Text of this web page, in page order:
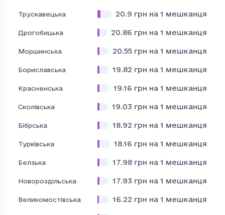
Трускавецька 20.9 грн на 1 мешканця
Дрогобицька 20.86 грн на 1 мешканця
Моршинська 20.55 грн на 1 мешканця
Бориславська 19.82 грн на 1 мешканця
Красненська 19.16 грн на 1 мешканця
Сколівська 19.03 грн на 1 мешканця
Бібрська 18.92 грн на 1 мешканця
Турківська 18.16 грн на 1 мешканця
Белзька 17.98 грн на 1 мешканця
Новороздільська 17.93 грн на 1 мешканця
Великомостівська 16.22 грн на 1 мешканця